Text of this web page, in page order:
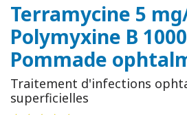
Terramycine 5
Polymyxine B
Pommade
Traitement d'infections
superficielles